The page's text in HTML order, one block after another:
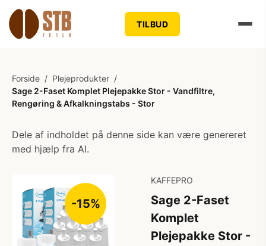
TILBUD
Forside / Plejeprodukter /
Sage 2-Faset Komplet Plejepakke Stor - Vandfiltre,
Rengøring & Afkalkningstabs - Stor
Dele af indholdet på denne side kan være genereret
med hjælp fra AI.
-15%
KAFFEPRO
Sage 2-Faset
Komplet
Plejepakke Stor -